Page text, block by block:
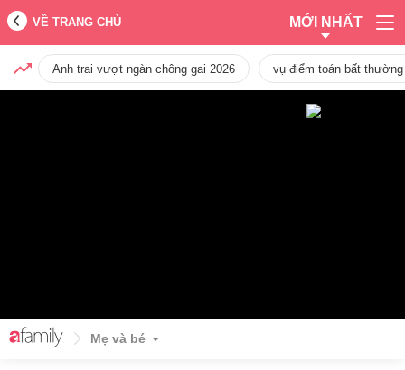
VỀ TRANG CHỦ MỚI NHẤT
Anh trai vượt ngàn chông gai 2026 vụ điểm toán bất
Mẹ và bé